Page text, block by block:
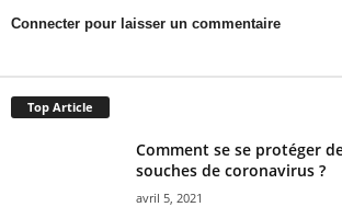
Connecter pour laisser un commentaire
Top Article
Comment se se protéger
souches de coronavirus ?
avril 5, 2021